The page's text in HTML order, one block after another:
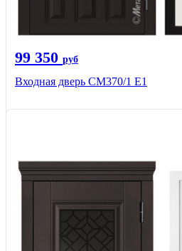
99 350 руб
Входная дверь СМ370/1 Е1